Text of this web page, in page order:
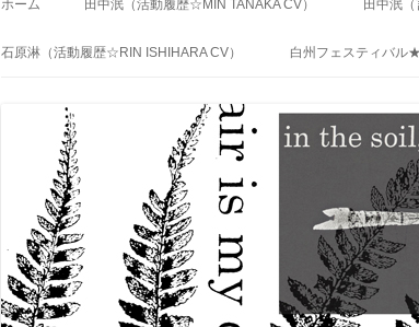
ホーム 田中泯（活動履歴☆MIN TANAKA CV）
PROFILE
記録1981～1990
記録1991～2000
記録2001～2002
記録2003～2004
田中泯
寺田透
田中泯
フェリ
1984 /
石原淋（活動履歴☆RIN ISHIHARA CV）
PROFILE
石原志保／文書 -斎藤顕
白州フェスティバル